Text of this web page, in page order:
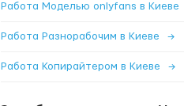
Работа Моделью onlyfans в Киеве
Работа Разнорабочим в Киеве →
Работа Копирайтером в Киеве →